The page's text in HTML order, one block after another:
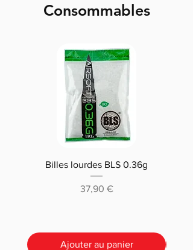
Consommables
Billes lourdes BLS 0.36g
Prix
37,90 €
Ajouter au panier